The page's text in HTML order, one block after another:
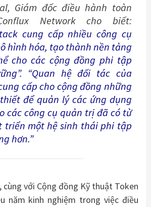
Giám đốc điều hành toàn
Network cho biết:
cung cấp nhiều công cụ
hình hóa, tạo thành nền tảng
cho các cộng đồng phi tập
“Quan hệ đối tác của
cấp cho cộng đồng những
để quản lý các ứng dụng
cáccông cụ quản trị đã có từ
triển một hệ sinh thái phi tập
hơn.”
cùng với Cộng đồng Kỹ thuật Token
năm kinh nghiệm trong việc điều